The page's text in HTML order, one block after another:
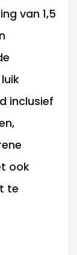
van 1,5
inclusief
ook
te